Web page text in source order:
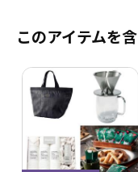
このアイテムを